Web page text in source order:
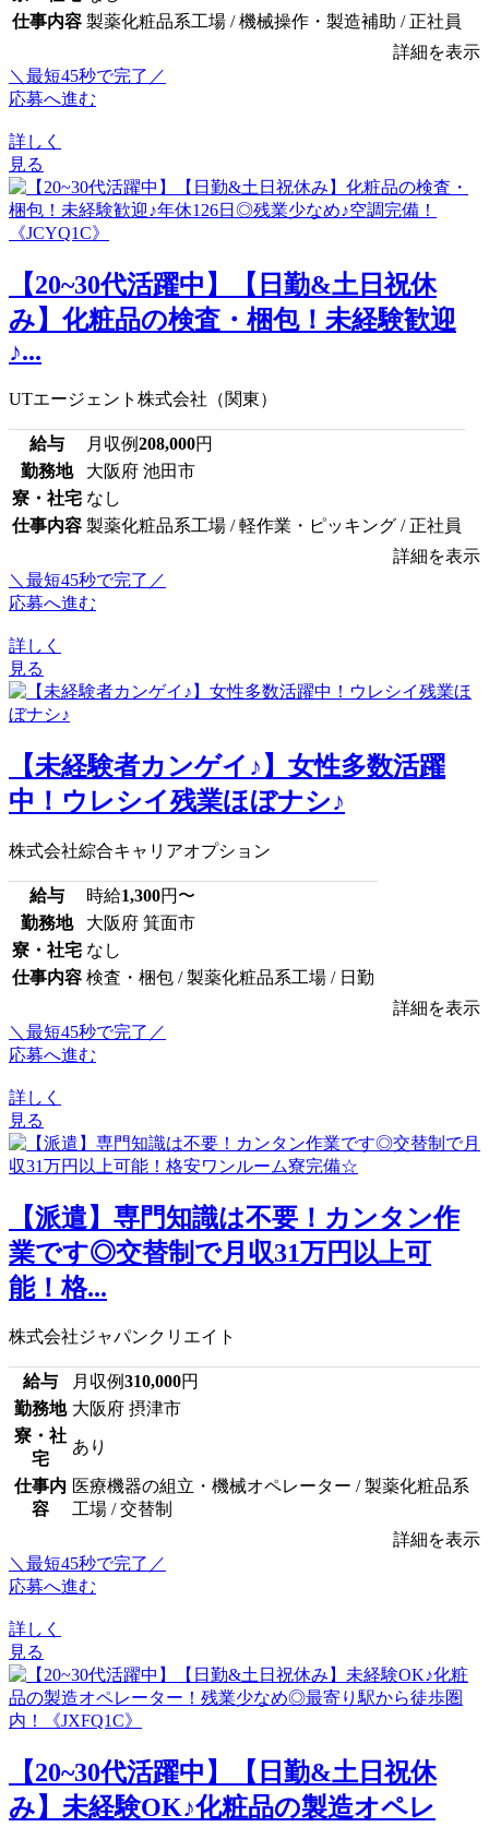
仕事内容 製薬化粧品系工場 / 機械操作・製造補助 / 正社員
詳細を表示
＼最短45秒で完了／
応募へ進む
詳しく
見る
【20~30代活躍中】【日勤&土日祝休
み】化粧品の検査・梱包！未経験歓迎
♪...
UTエージェント株式会社（関東）
給与 月収例208,000円
勤務地
大阪府 池田市
寮・社宅 なし
仕事内容 製薬化粧品系工場 / 軽作業・ピッキング / 正社員
詳細を表示
＼最短45秒で完了／
応募へ進む
詳しく
見る
【未経験者カンゲイ♪】女性多数活躍
中！ウレシイ残業ほぼナシ♪
株式会社綜合キャリアオプション
給与 時給1,300円〜
勤務地
大阪府 箕面市
寮・社宅 なし
仕事内容 検査・梱包 / 製薬化粧品系工場 / 日勤
詳細を表示
＼最短45秒で完了／
応募へ進む
詳しく
見る
【派遣】専門知識は不要！カンタン作
業です◎交替制で月収31万円以上可
能！格...
株式会社ジャパンクリエイト
給与 月収例310,000円
勤務地 大阪府 摂津市
寮・社
宅
あり
仕事内
容
医療機器の組立・機械オペレーター / 製薬化粧品系
工場 / 交替制
詳細を表示
＼最短45秒で完了／
応募へ進む
詳しく
見る
【20~30代活躍中】【日勤&土日祝休
み】未経験OK♪化粧品の製造オペレ